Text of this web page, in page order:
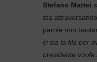
Stefano Mattei
sta
parole non
ci sia la fila per
presidente vuole